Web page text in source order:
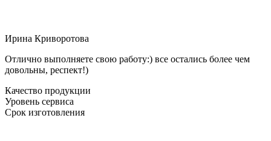
Ирина Криворотова
Отлично выполняете свою работу:) все остались более чем
довольны, респект!)
Качество продукции
Уровень сервиса
Срок изготовления